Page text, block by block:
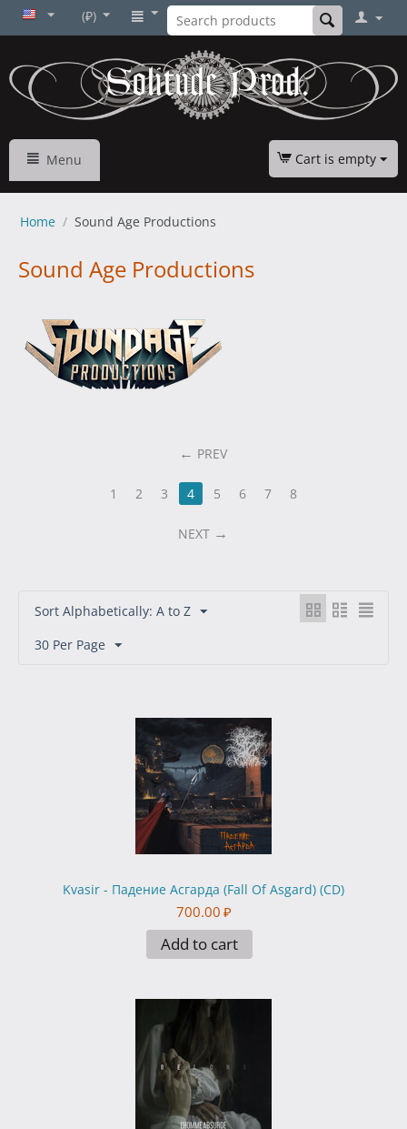
(₽)
Menu Cart is empty
Home / Sound Age Productions
Sound Age Productions
PREV
1 2 3 4 5 6 7 8
NEXT
Sort Alphabetically: A to Z
30 Per Page
Kvasir - Падение Асгарда (Fall Of Asgard) (CD)
700.00 ₽
Add to cart